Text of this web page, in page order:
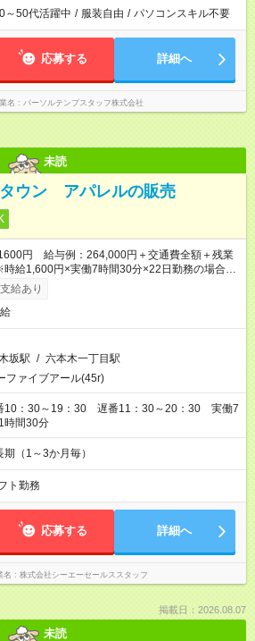
～50代活躍中 / 服装自由 / パソコンスキル不要
応募する 詳細へ
名 パーソルテンプスタッフ株式会社
未読
ウン アパレルの販売
円 給与例：264,000円＋交通費全額＋残業
給1,600円×実働7時間30分×22日勤務の場合。
す。ご経験により異なります。
給あり
坂駅 / 六本木一丁目駅
ファイブアール(45r)
10：30～19：30 遅番11：30～20：30 実働7
時間30分
（1～3か月毎）
ト勤務
応募する 詳細へ
名 株式会社シーエーセールススタッフ
掲載日：2026.08.07
未読